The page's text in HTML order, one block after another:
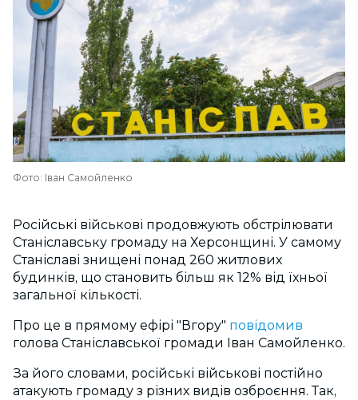
Фото: Іван Самойленко
Російські військові продовжують обстрілювати
Станіславську громаду на Херсонщині. У самому
Станіславі знищені понад 260 житлових
будинків, що становить більш як 12% від їхньої
загальної кількості.
Про це в прямому ефірі "Вгору" повідомив
голова Станіславської громади Іван Самойленко.
За його словами, російські військові постійно
атакують громаду з різних видів озброєння. Так,